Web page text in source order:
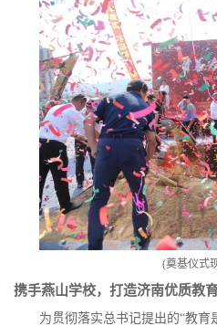
(奠基仪式
携手燕山学校，打造济南优质教
为贯彻落实总书记提出的“教育